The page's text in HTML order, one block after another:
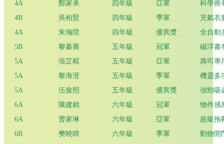
4A 鄭家承 四年級 亞軍
科學療
4B
吳柏賢 四年級 季軍
充氣衣
4A
朱瀚陞 四年級 優異獎
全自動
5B
黎蓁蕎 五年級 冠軍
磁浮書
5A
張芷榣 五年級 亞軍
壽司專
5A
黎海澄 五年級 季軍
機靈多
5A
伍俊熙 五年級 優異獎
強勁吸
6A
陳建銘 六年級 冠軍
物件感
6A
曹家琳 六年級 亞軍
超級拖
6B
樊曉晴 六年級 季軍
動物開